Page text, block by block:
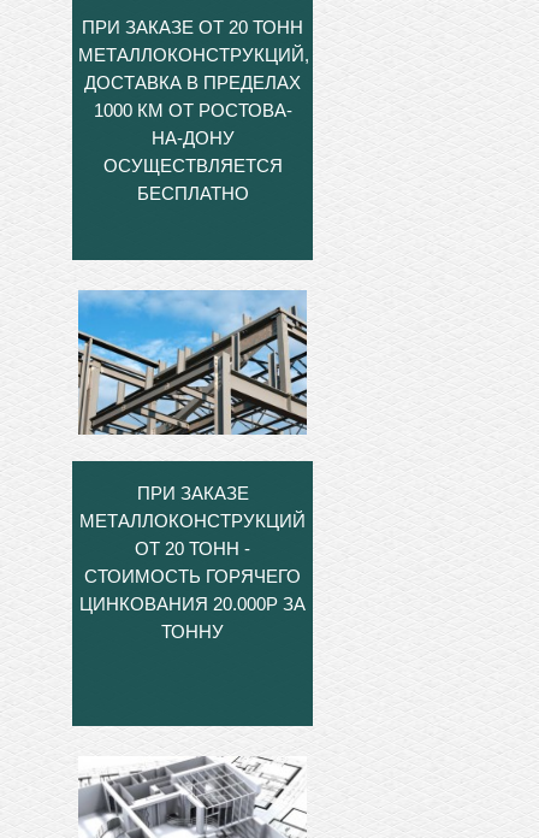
ПРИ ЗАКАЗЕ ОТ 20 ТОНН
МЕТАЛЛОКОНСТРУКЦИЙ,
ДОСТАВКА В ПРЕДЕЛАХ
1000 КМ ОТ РОСТОВА-
НА-ДОНУ
ОСУЩЕСТВЛЯЕТСЯ
БЕСПЛАТНО
ПРИ ЗАКАЗЕ
МЕТАЛЛОКОНСТРУКЦИЙ
ОТ 20 ТОНН -
СТОИМОСТЬ ГОРЯЧЕГО
ЦИНКОВАНИЯ 20.000Р ЗА
ТОННУ